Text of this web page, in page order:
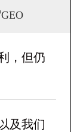
，但仍
及我们